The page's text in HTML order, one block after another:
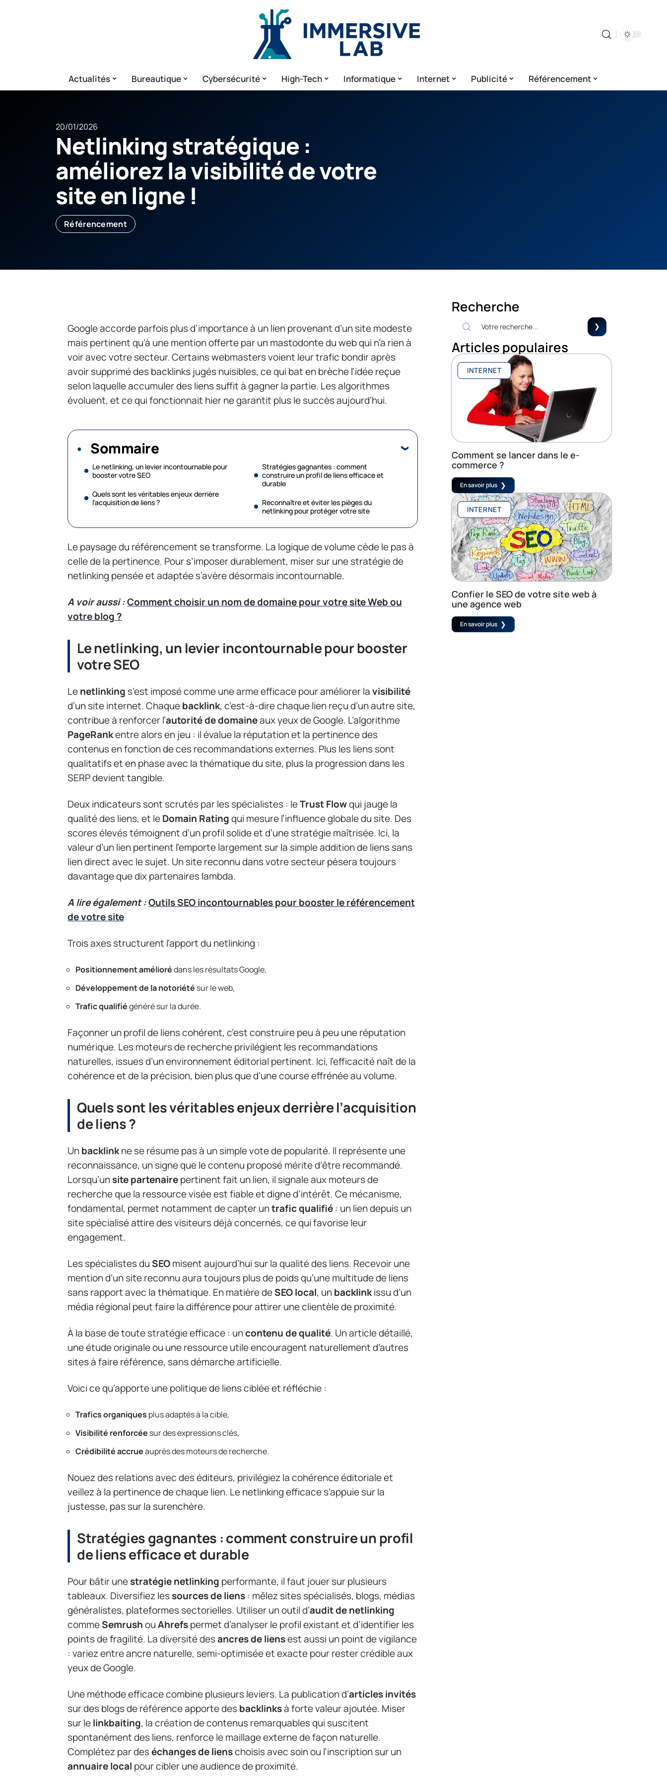
Actualités Bureautique Cybersécurité High-Tech Informatique Internet Publicité Référencement
20/01/2026
Netlinking stratégique :
améliorez la visibilité de votre
site en ligne !
Référencement
Google accorde parfois plus d’importance à un lien provenant d’un site modeste
mais pertinent qu’à une mention offerte par un mastodonte du web qui n’a rien à
voir avec votre secteur. Certains webmasters voient leur trafic bondir après
avoir supprimé des backlinks jugés nuisibles, ce qui bat en brèche l’idée reçue
selon laquelle accumuler des liens suffit à gagner la partie. Les algorithmes
évoluent, et ce qui fonctionnait hier ne garantit plus le succès aujourd’hui.
Sommaire
Le netlinking, un levier incontournable pour
booster votre SEO
Quels sont les véritables enjeux derrière
l’acquisition de liens ?
Stratégies gagnantes : comment
construire un profil de liens efficace et
durable
Reconnaître et éviter les pièges du
netlinking pour protéger votre site
Le paysage du référencement se transforme. La logique de volume cède le pas à
celle de la pertinence. Pour s’imposer durablement, miser sur une stratégie de
netlinking pensée et adaptée s’avère désormais incontournable.
A voir aussi :Comment choisir un nom de domaine pour votre site Web ou
votre blog ?
Le netlinking, un levier incontournable pour booster
votre SEO
Lenetlinking s’est imposé comme une arme efficace pour améliorer lavisibilité
d’un site internet. Chaquebacklink, c’est-à-dire chaque lien reçu d’un autre site,
contribue à renforcer l’autorité de domaineaux yeux de Google. L’algorithme
PageRankentre alors en jeu : il évalue la réputation et la pertinence des
contenus en fonction de ces recommandations externes. Plus les liens sont
qualitatifs et en phase avec la thématique du site, plus la progression dans les
SERP devient tangible.
Deux indicateurs sont scrutés par les spécialistes : leTrust Flowqui jauge la
qualité des liens, et leDomain Ratingqui mesure l’influence globale du site. Des
scores élevés témoignent d’un profil solide et d’une stratégie maîtrisée. Ici, la
valeur d’un lien pertinent l’emporte largement sur la simple addition de liens sans
lien direct avec le sujet. Un site reconnu dans votre secteur pèsera toujours
davantage que dix partenaires lambda.
A lire également :Outils SEO incontournables pour booster le référencement
de votre site
Trois axes structurent l’apport du netlinking :
Positionnement améliorédans les résultats Google,
Développement de la notoriété sur le web,
Trafic qualifiégénéré sur la durée.
Façonner un profil de liens cohérent, c’est construire peu à peu une réputation
numérique. Les moteurs de recherche privilégient les recommandations
naturelles, issues d’un environnement éditorial pertinent. Ici, l’efficacité naît de la
cohérence et de la précision, bien plus que d’une course effrénée au volume.
Quels sont les véritables enjeux derrière l’acquisition
de liens ?
Unbacklinkne se résume pas à un simple vote de popularité. Il représente une
reconnaissance, un signe que le contenu proposé mérite d’être recommandé.
Lorsqu’unsite partenairepertinent fait un lien, il signale aux moteurs de
recherche que la ressource visée est fiable et digne d’intérêt. Ce mécanisme,
fondamental, permet notamment de capter untrafic qualifié : un lien depuis un
site spécialisé attire des visiteurs déjà concernés, ce qui favorise leur
engagement.
Les spécialistes duSEOmisent aujourd’hui sur la qualité des liens. Recevoir une
mention d’un site reconnu aura toujours plus de poids qu’une multitude de liens
sans rapport avec la thématique. En matière deSEO local, unbacklinkissu d’un
média régional peut faire la différence pour attirer une clientèle de proximité.
À la base de toute stratégie efficace : uncontenu de qualité. Un article détaillé,
une étude originale ou une ressource utile encouragent naturellement d’autres
sites à faire référence, sans démarche artificielle.
Voici ce qu’apporte une politique de liens ciblée et réfléchie :
Trafics organiques plus adaptés à la cible,
Visibilité renforcée sur des expressions clés,
Crédibilité accrueauprès des moteurs de recherche.
Nouez des relations avec des éditeurs, privilégiez la cohérence éditoriale et
veillez à la pertinence de chaque lien. Le netlinking efficace s’appuie sur la
justesse, pas sur la surenchère.
Stratégies gagnantes : comment construire un profil
de liens efficace et durable
Pour bâtir unestratégie netlinking performante, il faut jouer sur plusieurs
tableaux. Diversifiez lessources de liens : mêlez sites spécialisés, blogs, médias
généralistes, plateformes sectorielles. Utiliser un outil d’audit de netlinking
commeSemrushouAhrefspermet d’analyser le profil existant et d’identifier les
points de fragilité. La diversité desancres de liensest aussi un point de vigilance
: variez entre ancre naturelle, semi-optimisée et exacte pour rester crédible aux
yeux de Google.
Une méthode efficace combine plusieurs leviers. La publication d’articles invités
sur des blogs de référence apporte desbacklinksà forte valeur ajoutée. Miser
sur lelinkbaiting, la création de contenus remarquables qui suscitent
spontanément des liens, renforce le maillage externe de façon naturelle.
Complétez par deséchanges de lienschoisis avec soin ou l’inscription sur un
annuaire local pour cibler une audience de proximité.
Recherche
Articles populaires
INTERNET
Comment se lancer dans le e-
commerce ?
En savoir plus
INTERNET
Confier le SEO de votre site web à
une agence web
En savoir plus